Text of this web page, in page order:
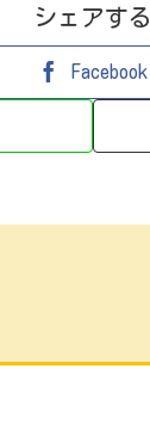
シェアする
Facebook